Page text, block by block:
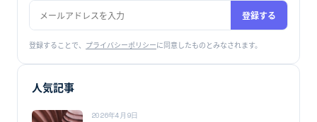
登録する
登録することで、 プライバシーポリシーに同意したものとみなされます。
人気記事
2026年4月9日